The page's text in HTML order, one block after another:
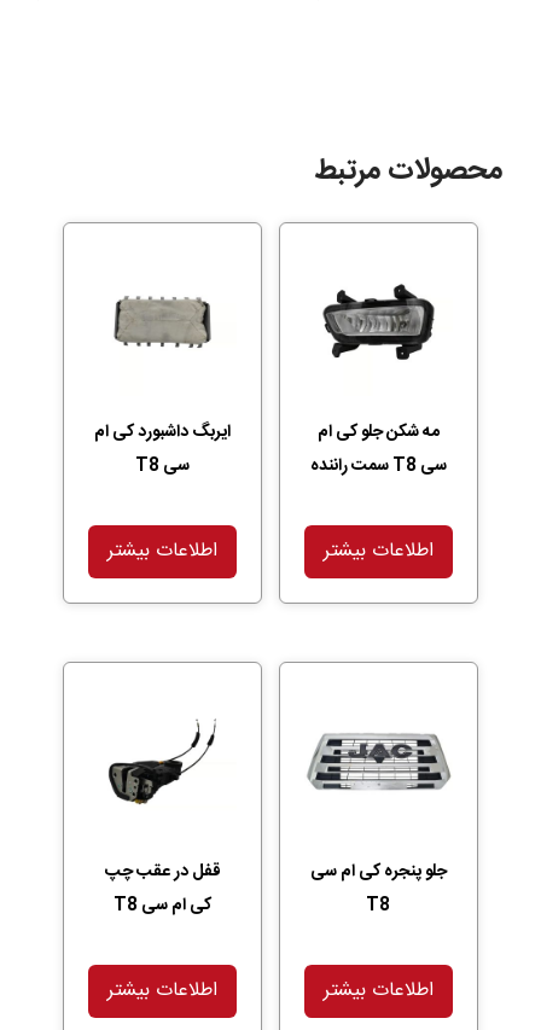
محصولات مرتبط
مه شکن جلو کی ام
سی T8 سمت راننده
اطلاعات بیشتر
ایربگ داشبورد کی ام
سی T8
اطلاعات بیشتر
جلو پنجره کی ام سی
T8
اطلاعات بیشتر
قفل در عقب چپ
کی ام سی T8
اطلاعات بیشتر